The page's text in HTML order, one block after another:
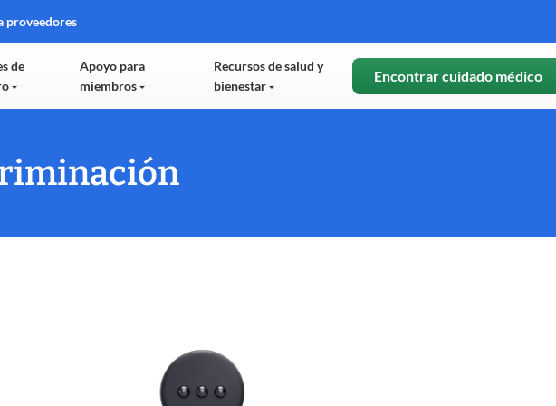
proveedores
de
Apoyo para
miembros
Recursos de salud y
bienestar
Encontrar cuidado médico